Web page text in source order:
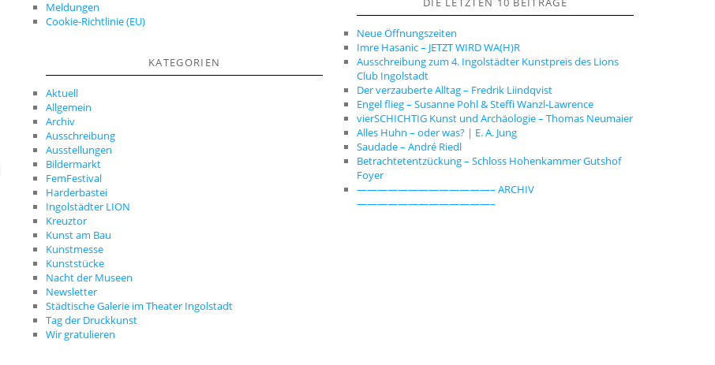
Meldungen
Cookie-Richtlinie (EU)
KATEGORIEN
Aktuell
Allgemein
Archiv
Ausschreibung
Ausstellungen
Bildermarkt
FemFestival
Harderbastei
Ingolstädter LION
Kreuztor
Kunst am Bau
Kunstmesse
Kunststücke
Nacht der Museen
Newsletter
Städtische Galerie im Theater Ingolstadt
Tag der Druckkunst
Wir gratulieren
n
Neue Öffnungszeiten
Imre Hasanic – JETZT WIRD WA(H)R
Ausschreibung zum 4. Ingolstädter Kunstpreis des Lions
Club Ingolstadt
Der verzauberte Alltag – Fredrik Liindqvist
Engel flieg – Susanne Pohl & Steffi Wanzl-Lawrence
vierSCHICHTIG Kunst und Archäologie – Thomas Neumaier
Alles Huhn – oder was? | E. A. Jung
Saudade – André Riedl
Betrachtetentzückung – Schloss Hohenkammer Gutshof
Foyer
—————————————– ARCHIV
—————————————–